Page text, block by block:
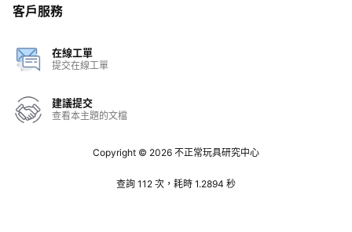
客戶服務
在線工單
提交在線工單
建議提交
查看本主題的文檔
Copyright © 2026 不正常玩具研究中心
查詢 112 次，耗時 1.2894 秒